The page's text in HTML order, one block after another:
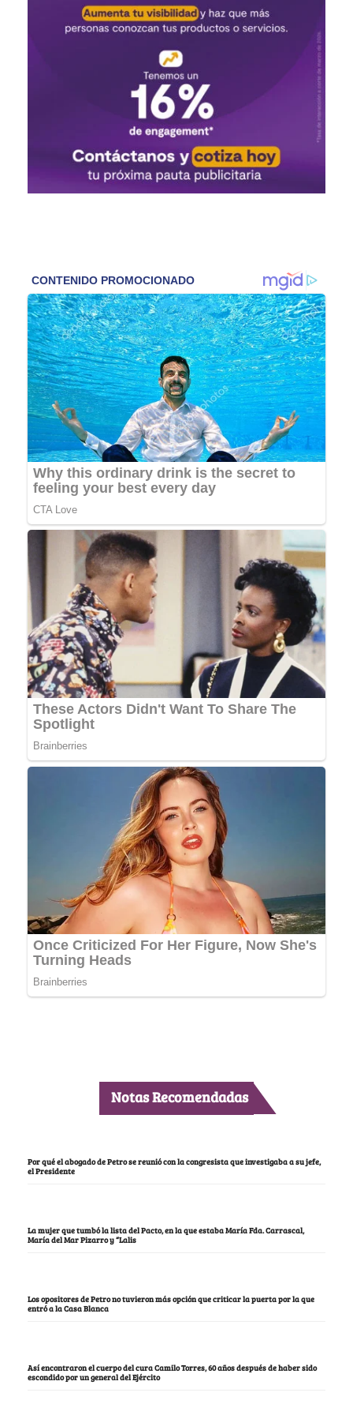
Notas Recomendadas
Por qué el abogado de Petro se reunió con la congresista que investigaba a su jefe,
el Presidente
La mujer que tumbó la lista del Pacto, en la que estaba María Fda. Carrascal,
María del Mar Pizarro y “Lalis
Los opositores de Petro no tuvieron más opción que criticar la puerta por la que
entró a la Casa Blanca
Así encontraron el cuerpo del cura Camilo Torres, 60 años después de haber sido
escondido por un general del Ejército